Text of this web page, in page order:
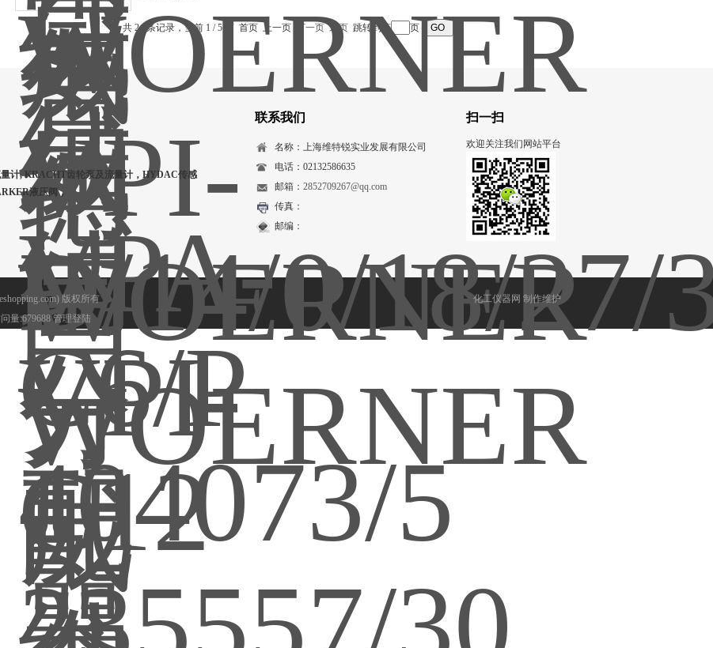
共 24 条记录，当前 1 / 5 页 首页 上一页 下一页 末页 跳转到第 页
计, KRACHT齿轮泵及流量计，HYDAC传感
液压阀，
扫一扫
欢迎关注我们网站平台
联系我们
名称：上海维特锐实业发展有限公司
电话：02132586635
邮箱： 2852709267@qq.com
传真：
邮编：
版权所有
量:679688管理登陆
化工仪器网 制作维护